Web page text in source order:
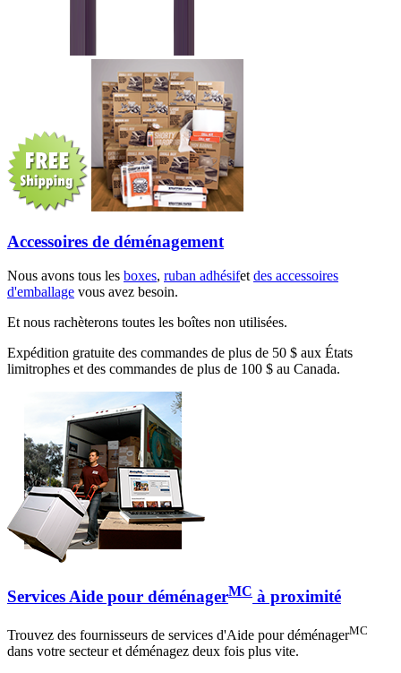
Accessoires de déménagement
Nous avons tous les boxes, ruban adhésifetdes accessoires
d'emballage vous avez besoin.
Et nous rachèterons toutes les boîtes non utilisées.
Expédition gratuite des commandes de plus de 50 $ aux États
limitrophes et des commandes de plus de 100 $ au Canada.
Services Aide pour déménagerMC à proximité
Trouvez des fournisseurs de services d'Aide pour déménagerMC
dans votre secteur et déménagez deux fois plus vite.